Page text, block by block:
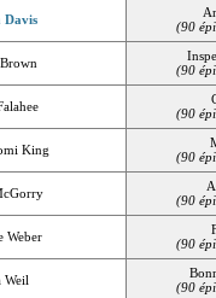
Davis
(90
(90
(90
King
(90
(90
Weber
(90
Weil
(90